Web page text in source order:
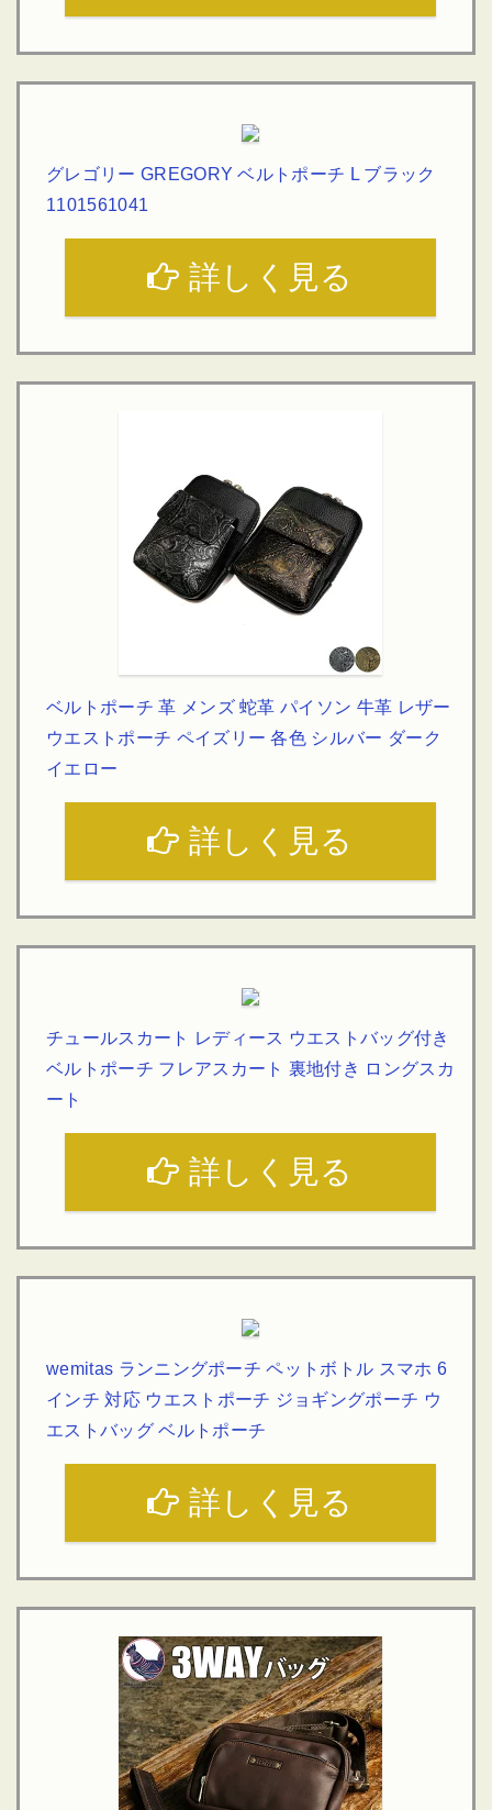
グレゴリー GREGORY ベルトポーチ L ブラック
1101561041
詳しく見る
ベルトポーチ 革 メンズ 蛇革 パイソン 牛革 レザー
ウエストポーチ ペイズリー 各色 シルバー ダーク
イエロー
詳しく見る
チュールスカート レディース ウエストバッグ付き
ベルトポーチ フレアスカート 裏地付き ロングスカ
ート
詳しく見る
wemitas ランニングポーチ ペットボトル スマホ 6
インチ 対応 ウエストポーチ ジョギングポーチ ウ
エストバッグ ベルトポーチ
詳しく見る